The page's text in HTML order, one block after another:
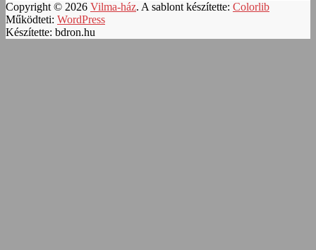
Copyright © 2026 Vilma-ház. A sablont készítette: Colorlib
Működteti: WordPress
Készítette: bdron.hu